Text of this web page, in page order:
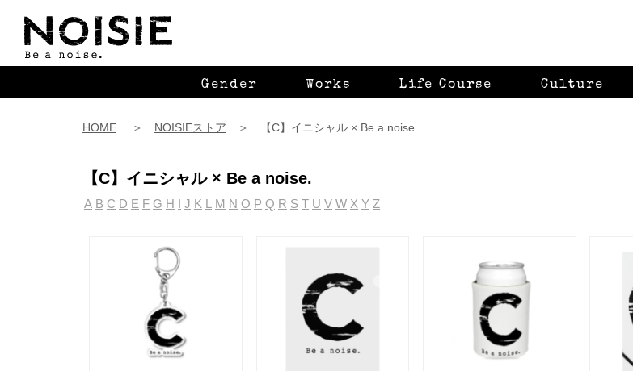
Gender Works Life Course Culture
HOME ＞ NOISIEストア ＞ 【C】イニシャル × Be a noise.
【C】イニシャル × Be a noise.
A B C D E F G H I J K L M N O P Q R S T U V W X Y Z